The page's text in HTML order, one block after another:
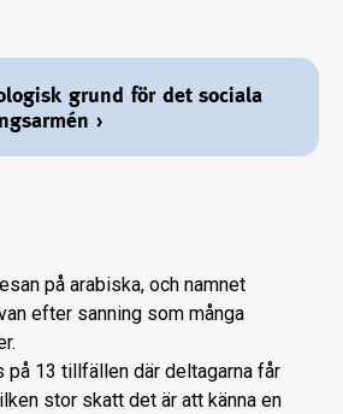
grund för det sociala
›
på arabiska, och namnet
efter sanning som många
på 13 tillfällen där deltagarna får
stor skatt det är att känna en